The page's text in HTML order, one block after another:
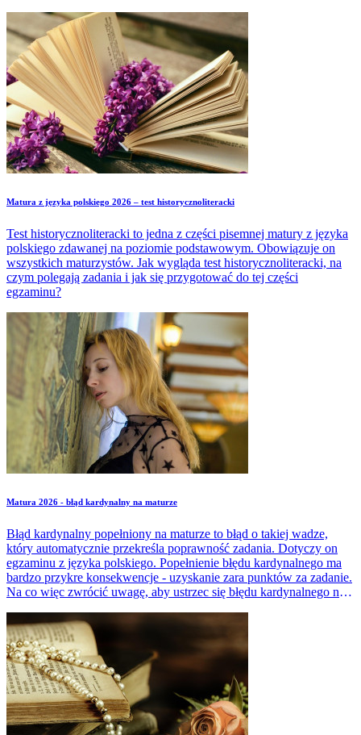
Matura z języka polskiego 2026 – test historycznoliteracki
Test historycznoliteracki to jedna z części pisemnej matury z języka
polskiego zdawanej na poziomie podstawowym. Obowiązuje on
wszystkich maturzystów. Jak wygląda test historycznoliteracki, na
czym polegają zadania i jak się przygotować do tej części
egzaminu?
Matura 2026 - błąd kardynalny na maturze
Błąd kardynalny popełniony na maturze to błąd o takiej wadze,
który automatycznie przekreśla poprawność zadania. Dotyczy on
egzaminu z języka polskiego. Popełnienie błędu kardynalnego ma
bardzo przykre konsekwencje - uzyskanie zara punktów za zadanie.
Na co więc zwrócić uwagę, aby ustrzec się błędu kardynalnego na
niezdaniem matury?